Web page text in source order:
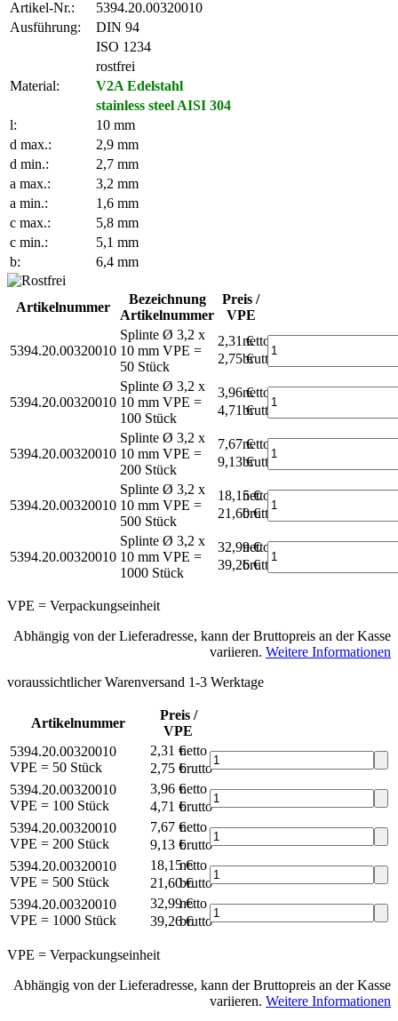
Artikel-Nr.:
5394.20.00320010
Ausführung:
DIN 94
ISO 1234
rostfrei
Material:
V2A Edelstahl
stainless steel AISI 304
l:
10 mm
d max.:
2,9 mm
d min.:
2,7 mm
a max.:
3,2 mm
a min.:
1,6 mm
c max.:
5,8 mm
c min.:
5,1 mm
b:
6,4 mm
Artikelnummer
Bezeichnung
Artikelnummer
Preis /
VPE
5394.20.00320010
Splinte Ø 3,2 x
10 mm VPE =
50 Stück
2,31 €netto
2,75 €brutto*
5394.20.00320010
Splinte Ø 3,2 x
10 mm VPE =
100 Stück
3,96 €netto
4,71 €brutto*
5394.20.00320010
Splinte Ø 3,2 x
10 mm VPE =
200 Stück
7,67 €netto
9,13 €brutto*
5394.20.00320010
Splinte Ø 3,2 x
10 mm VPE =
500 Stück
18,15 €
netto
21,60 €
brutto*
5394.20.00320010
Splinte Ø 3,2 x
10 mm VPE =
1000 Stück
32,99 €
netto
39,26 €
brutto*
VPE = Verpackungseinheit
Abhängig von der Lieferadresse, kann der Bruttopreis an der Kasse
variieren. Weitere Informationen
voraussichtlicher Warenversand 1-3 Werktage
Artikelnummer
Preis /
VPE
5394.20.00320010
VPE = 50 Stück
2,31 €netto
2,75 €brutto*
5394.20.00320010
VPE = 100 Stück
3,96 €netto
4,71 €brutto*
5394.20.00320010
VPE = 200 Stück
7,67 €netto
9,13 €brutto*
5394.20.00320010
VPE = 500 Stück
18,15 €
netto
21,60 €brutto*
5394.20.00320010
VPE = 1000 Stück
32,99 €
netto
39,26 €brutto*
VPE = Verpackungseinheit
Abhängig von der Lieferadresse, kann der Bruttopreis an der Kasse
variieren. Weitere Informationen